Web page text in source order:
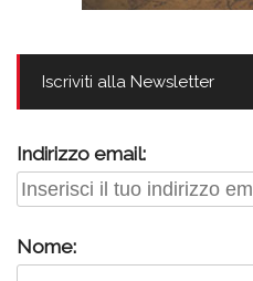
Iscriviti alla Newsletter
Indirizzo email:
Nome: